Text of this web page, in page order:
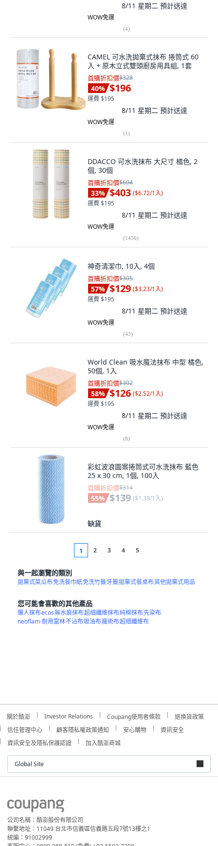
8/11 星期二 預計送達
WOW免運
(4)
CAMEL 可水洗拋棄式抹布 捲筒式 60
入 + 原木立式雙頭廚房用具組, 1套
首購折扣價$328
40% $196
運費 $195
8/11 星期二 預計送達
WOW免運
(1)
DDACCO 可水洗抹布 大尺寸 橘色, 2
個, 30個
首購折扣價$604
33% $403 ($6.72/1入)
運費 $195
8/11 星期二 預計送達
WOW免運
(1456)
神奇清潔巾, 10入, 4個
首購折扣價$305
57% $129 ($3.23/1入)
運費 $195
8/11 星期二 預計送達
WOW免運
(43)
World Clean 吸水魔法抹布 中型 橘色,
50個, 1入
首購折扣價$302
58% $126 ($2.52/1入)
運費 $195
8/11 星期二 預計送達
WOW免運
(8)
彩虹波浪圖案捲筒式可水洗抹布 藍色
25 x 30 cm, 1個, 100入
首購折扣價$314
55% $139 ($1.39/1入)
缺貨
1 2 3 4 5
與一起瀏覽的類別
拋棄式菜瓜布免洗餐巾紙免洗竹籤牙籤拋棄式餐桌布其他拋棄式用品
您可能會喜歡的其他產品
懶人抹布ecos無水痕抹布超細纖維抹布純棉抹布先染布
neoflam-耐用富林不沾布吸油布魔術布超細纖維布
關於酷澎 Investor Relations Coupang使用者條款
退換貨政策
信任管理中心
顧客隱私權政策通知 安心購物
資訊安全
資訊安全及隱私保護認證
加入酷澎商城
Global Site
公司名稱：酷澎股份有限公司
聯繫地址：11049 台北市信義區信義路五段7號13樓之1
統編：91002999